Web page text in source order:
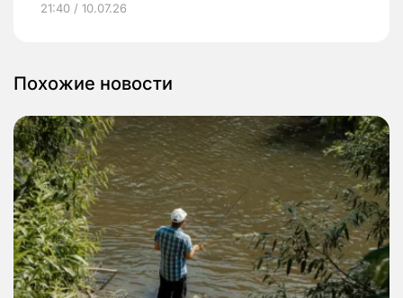
21:40 / 10.07.26
Похожие новости